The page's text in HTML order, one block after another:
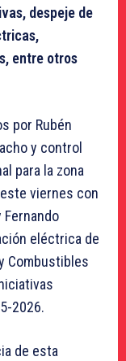
despeje de
entre otros
por Rubén
y control
para la zona
viernes con
eléctrica de
Combustibles
2026.
de esta